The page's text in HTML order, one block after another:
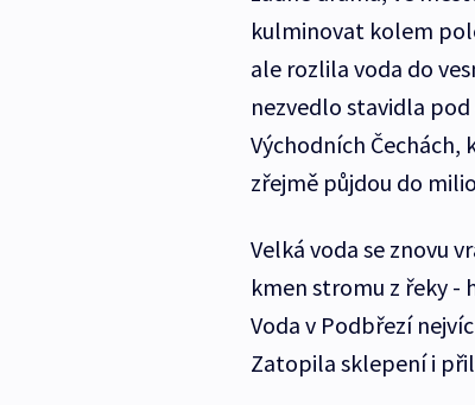
kulminovat kolem
ale rozlila voda do
nezvedlo stavidla
Východních
zřejmě půjdou do
Velká voda se znovu
kmen stromu z řeky
Voda v Podbřezí
Zatopila sklepení i